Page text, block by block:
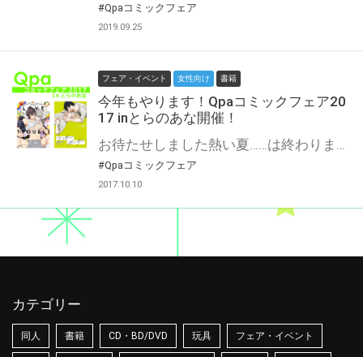
#Qpaコミックフェア
2019.09.25
フェア・イベント 女性向け 書籍
今年もやります！Qpaコミックフェア20
17 inとらのあな開催！
#Qpaコミックフェア
2017.10.10
カテゴリー
同人 書籍 CD・BD/DVD 玩具 フェア・イベント